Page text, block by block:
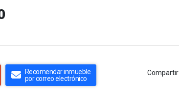
Recomendar inmueble
por correo electrónico
Compartir